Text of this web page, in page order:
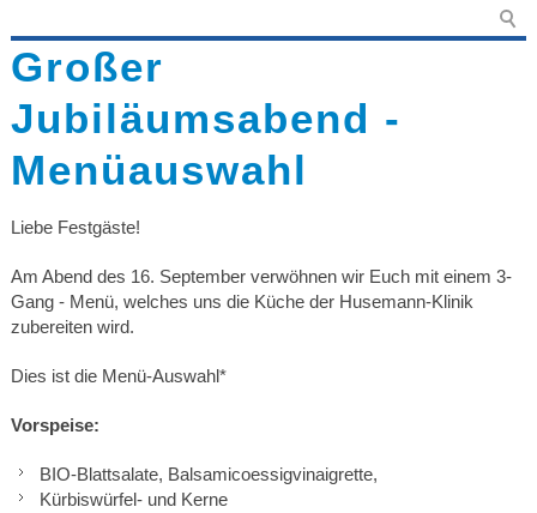
Großer
Jubiläumsabend -
Menüauswahl
Liebe Festgäste!
Am Abend des 16. September verwöhnen wir Euch mit einem 3-
Gang - Menü, welches uns die Küche der Husemann-Klinik
zubereiten wird.
Dies ist die Menü-Auswahl*
Vorspeise:
BIO-Blattsalate, Balsamicoessigvinaigrette,
Kürbiswürfel- und Kerne